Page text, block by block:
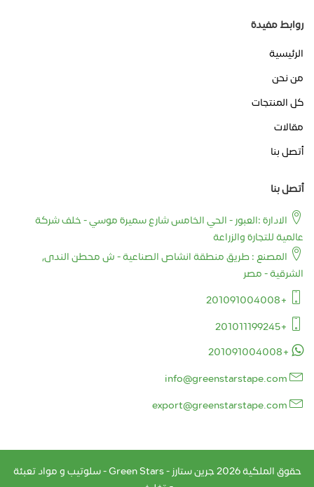
روابط مفيدة
الرئيسية
من نحن
كل المنتجات
مقالات
أتصل بنا
أتصل بنا
الادارة :العبور - الحي الخامس شارع سميرة موسي - خلف شركة
عالمية للتجارة والزراعة
المصنع : طريق منطقة انشاص الصناعية - ش محطن الندى,
الشرقية - مصر
+201091004008
+201011199245
+201091004008
info@greenstarstape.com
export@greenstarstape.com
حقوق الملكية2026
جرين ستارز - Green Stars - سلوتيب و مواد تعبئة